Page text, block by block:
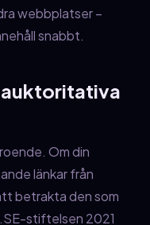
webbplatser –
snabbt.
auktoritativa
Om din
länkar från
betrakta den som
stiftelsen 2021